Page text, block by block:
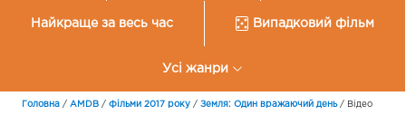
Найкраще за весь час Випадковий фільм
Усі жанри
Головна / AMDB / Фільми 2017 року / Земля: Один вражаючий день/ Відео